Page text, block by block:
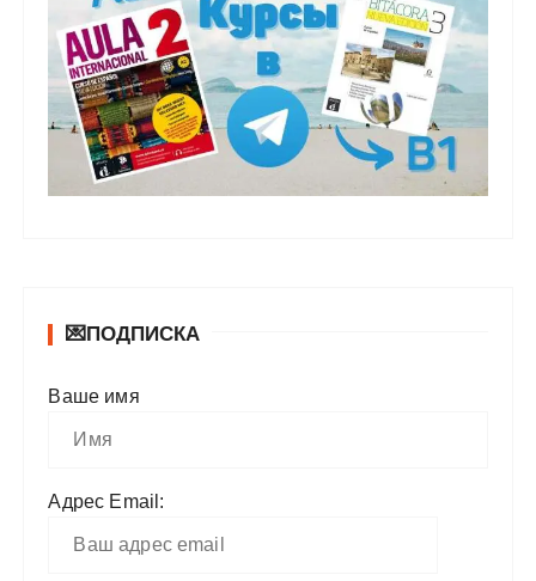
💌ПОДПИСКА
Ваше имя
Адрес Email: